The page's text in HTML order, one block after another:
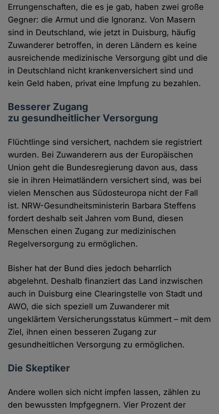
Errungenschaften, die es je gab, haben zwei große
Gegner: die Armut und die Ignoranz. Von Masern
sind in Deutschland, wie jetzt in Duisburg, häufig
Zuwanderer betroffen, in deren Ländern es keine
ausreichende medizinische Versorgung gibt und die
in Deutschland nicht krankenversichert sind und
kein Geld haben, privat eine Impfung zu bezahlen.
Besserer Zugang
zu gesundheitlicher Versorgung
Flüchtlinge sind versichert, nachdem sie registriert
wurden. Bei Zuwanderern aus der Europäischen
Union geht die Bundesregierung davon aus, dass
sie in ihren Heimatländern versichert sind, was bei
vielen Menschen aus Südosteuropa nicht der Fall
ist. NRW-Gesundheitsministerin Barbara Steffens
fordert deshalb seit Jahren vom Bund, diesen
Menschen einen Zugang zur medizinischen
Regelversorgung zu ermöglichen.
Bisher hat der Bund dies jedoch beharrlich
abgelehnt. Deshalb finanziert das Land inzwischen
auch in Duisburg eine Clearingstelle von Stadt und
AWO, die sich speziell um Zuwanderer mit
ungeklärtem Versicherungsstatus kümmert – mit dem
Ziel, ihnen einen besseren Zugang zur
gesundheitlichen Versorgung zu ermöglichen.
Die Skeptiker
Andere wollen sich nicht impfen lassen, zählen zu
den bewussten Impfgegnern. Vier Prozent der